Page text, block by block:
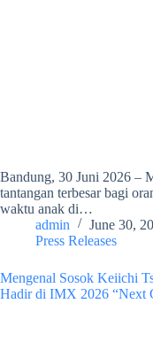
Bandung, 30 Juni 2026 –
tantangan terbesar bagi
waktu anak di…
admin
June 30,
Press Releases
Mengenal Sosok Keiichi
Hadir di IMX 2026 “Next